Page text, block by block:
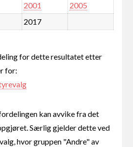
2001
2005
2017
for dette resultatet etter
for:
kan avvike fra det
Særlig gjelder dette ved
hvor gruppen "Andre" av